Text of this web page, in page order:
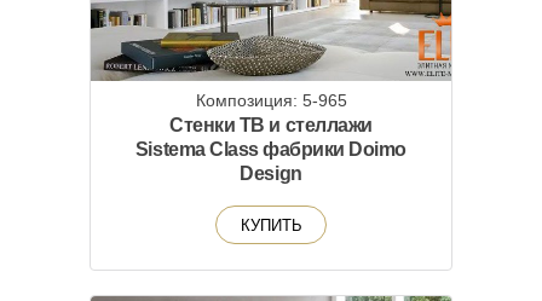
Композиция: 5-965
Стенки ТВ и стеллажи
Sistema Class фабрики Doimo
Design
КУПИТЬ